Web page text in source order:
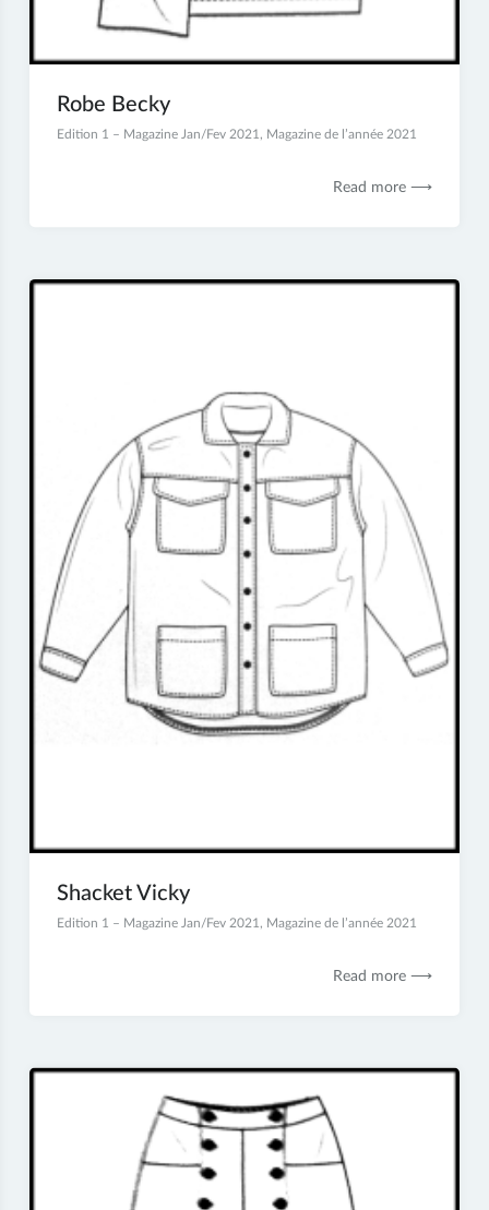
Robe Becky
5
Edition 1 – Magazine Jan/Fev 2021 , Magazine de l’année 2021
Read more ⟶
Shacket Vicky
5
Edition 1 – Magazine Jan/Fev 2021 , Magazine de l’année 2021
Read more ⟶